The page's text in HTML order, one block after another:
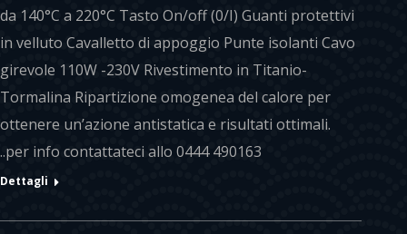
da 140°C a 220°C Tasto On/off (0/I) Guanti protettivi
in velluto Cavalletto di appoggio Punte isolanti Cavo
girevole 110W -230V Rivestimento in Titanio-
Tormalina Ripartizione omogenea del calore per
ottenere un’azione antistatica e risultati ottimali.
..per info contattateci allo 0444 490163
Dettagli